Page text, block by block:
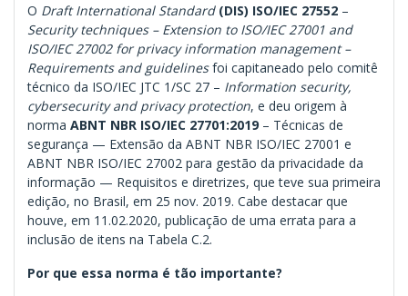
O Draft International Standard (DIS) ISO/IEC 27552 –
Security techniques – Extension to ISO/IEC 27001 and
ISO/IEC 27002 for privacy information management –
Requirements and guidelinesfoi capitaneado pelo comitê
técnico da ISO/IEC JTC 1/SC 27 – Information security,
cybersecurity and privacy protection, e deu origem à
norma ABNT NBR ISO/IEC 27701:2019 – Técnicas de
segurança — Extensão da ABNT NBR ISO/IEC 27001 e
ABNT NBR ISO/IEC 27002 para gestão da privacidade da
informação — Requisitos e diretrizes, que teve sua primeira
edição, no Brasil, em 25 nov. 2019. Cabe destacar que
houve, em 11.02.2020, publicação de uma errata para a
inclusão de itens na Tabela C.2.
Por que essa norma é tão importante?